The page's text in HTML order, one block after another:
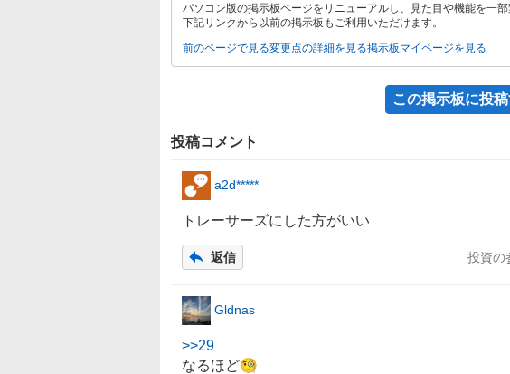
パソコン版の掲示板ページをリニューアルし、見た目や機能を一部
下記リンクから以前の掲示板もご利用いただけます。
前のページで見る変更点の詳細を見る掲示板マイページを見る
この掲示板に投
投稿コメント
a2d*****
トレーサーズにした方がいい
返信 投資の
Gldnas
>>29
なるほど🧐